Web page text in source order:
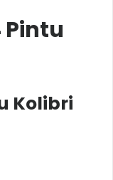
Kolibri